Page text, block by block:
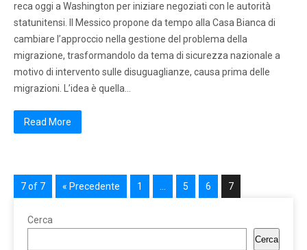
reca oggi a Washington per iniziare negoziati con le autorità
statunitensi. Il Messico propone da tempo alla Casa Bianca di
cambiare l’approccio nella gestione del problema della
migrazione, trasformandolo da tema di sicurezza nazionale a
motivo di intervento sulle disuguaglianze, causa prima delle
migrazioni. L’idea è quella…
Read More
7 of 7 « Precedente 1 5 6 7
Cerca
Cerca